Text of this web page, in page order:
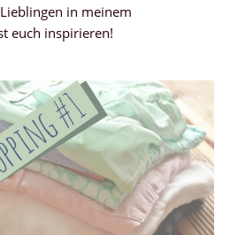
in meinem
euch inspirieren!